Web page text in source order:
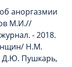
аноргазмии
М.И.//
- 2018.
Н.М.
Д.Ю. Пушкарь,